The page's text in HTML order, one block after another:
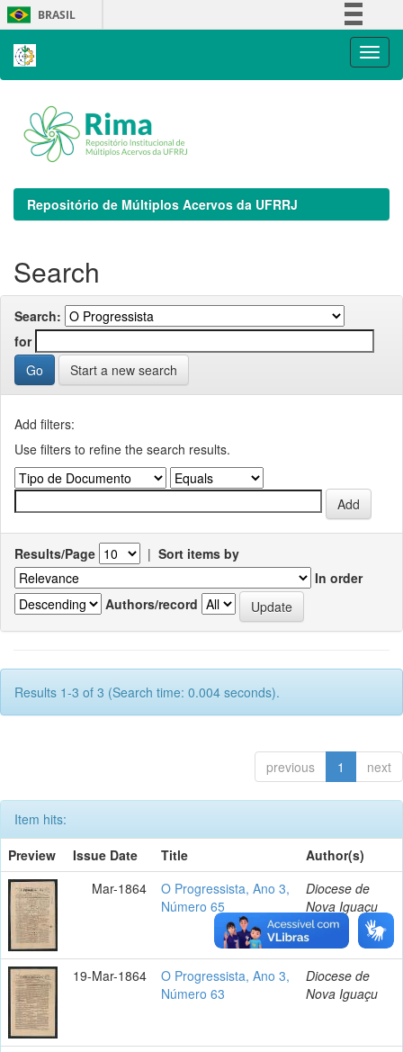
Skip
navigation
BRASIL
Repositório de Múltiplos Acervos da UFRRJ
Search
Search:
for
Start a new search
Add filters:
Use filters to refine the search results.
Results/Page | Sort items by
In order
Authors/record
Results 1-3 of 3 (Search time: 0.004 seconds).
previous 1 next
Item hits:
Preview
Issue Date Title
Author(s)
Mar-1864
O Progressista, Ano 3,
Número 65
Diocese de
Nova Iguaçu
19-Mar-1864
O Progressista, Ano 3,
Número 63
Diocese de
Nova Iguaçu